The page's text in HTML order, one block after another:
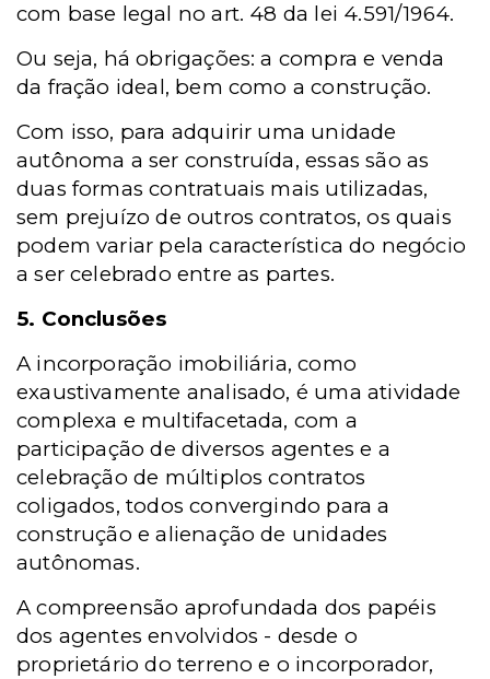
com base legal no art. 48 da lei 4.591/1964.
Ou seja, há obrigações: a compra e venda
da fração ideal, bem como a construção.
Com isso, para adquirir uma unidade
autônoma a ser construída, essas são as
duas formas contratuais mais utilizadas,
sem prejuízo de outros contratos, os quais
podem variar pela característica do negócio
a ser celebrado entre as partes.
5. Conclusões
A incorporação imobiliária, como
exaustivamente analisado, é uma atividade
complexa e multifacetada, com a
participação de diversos agentes e a
celebração de múltiplos contratos
coligados, todos convergindo para a
construção e alienação de unidades
autônomas.
A compreensão aprofundada dos papéis
dos agentes envolvidos - desde o
proprietário do terreno e o incorporador,